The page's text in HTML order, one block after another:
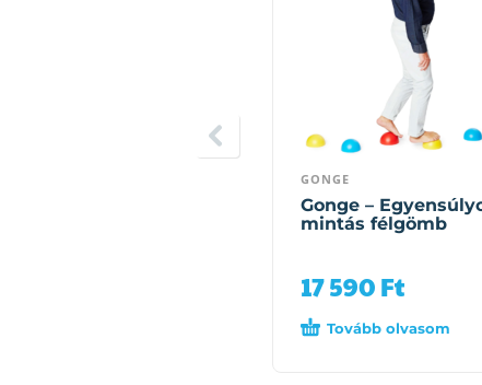
GONGE
Gonge –
mintás félgömb
17 590Ft
Tovább olvasom